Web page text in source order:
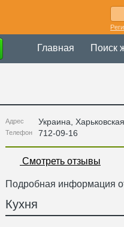
Главная Поиск
Адрес Украина Харьковская
Телефон 712-09-16
Смотреть отзывы
Подробная информация
Кухня